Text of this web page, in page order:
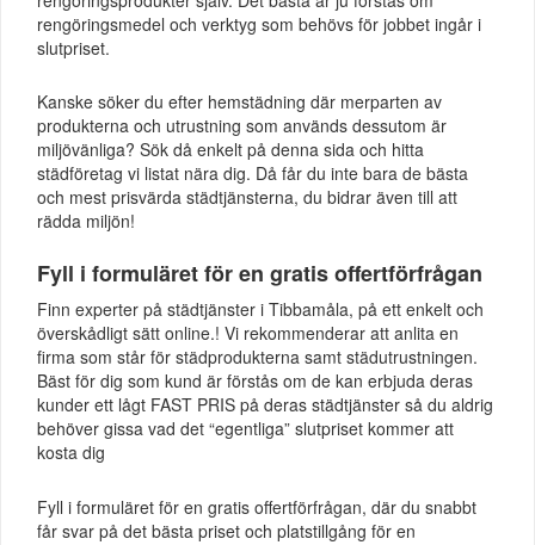
rengöringsmedel och verktyg som behövs för jobbet ingår i
slutpriset.
Kanske söker du efter hemstädning där merparten av
produkterna och utrustning som används dessutom är
miljövänliga? Sök då enkelt på denna sida och hitta
städföretag vi listat nära dig. Då får du inte bara de bästa
och mest prisvärda städtjänsterna, du bidrar även till att
rädda miljön!
Fyll i formuläret för en gratis offertförfrågan
Finn experter på städtjänster i Tibbamåla, på ett enkelt och
överskådligt sätt online.! Vi rekommenderar att anlita en
firma som står för städprodukterna samt städutrustningen.
Bäst för dig som kund är förstås om de kan erbjuda deras
kunder ett lågt FAST PRIS på deras städtjänster så du aldrig
behöver gissa vad det “egentliga” slutpriset kommer att
kosta dig
Fyll i formuläret för en gratis offertförfrågan, där du snabbt
får svar på det bästa priset och platstillgång för en